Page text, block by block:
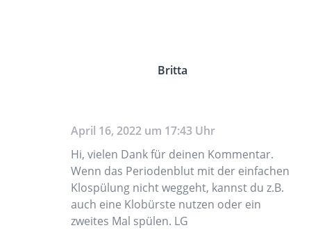
Britta
April 16, 2022 um 17:43 Uhr
Hi, vielen Dank für deinen Kommentar.
Wenn das Periodenblut mit der einfachen
Klospülung nicht weggeht, kannst du z.B.
auch eine Klobürste nutzen oder ein
zweites Mal spülen. LG